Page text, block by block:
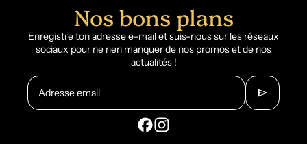
Nos bons plans
Enregistre ton adresse e-mail et suis-nous sur les réseaux
sociaux pour ne rien manquer de nos promos et de nos
actualités !
Adresse email send